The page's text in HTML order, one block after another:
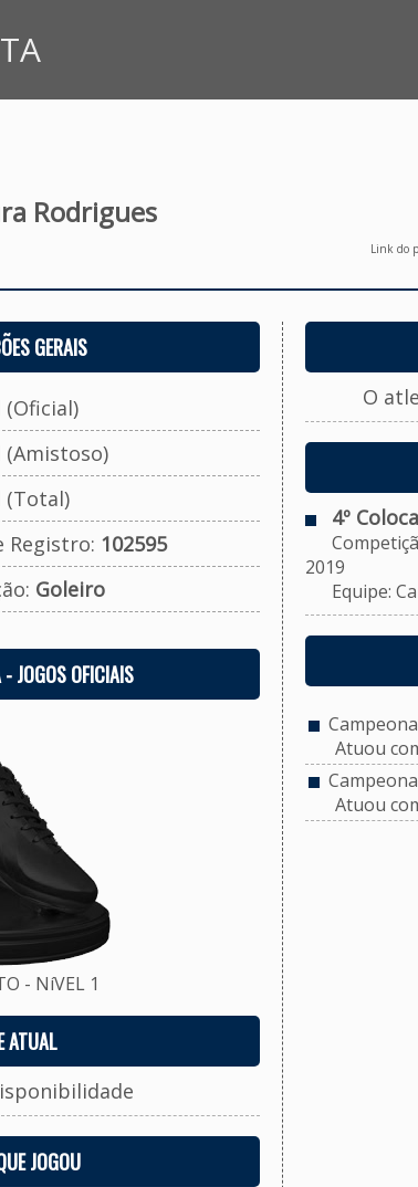
Rodrigues
Link do
GERAIS
Registro: 102595
Goleiro
- JOGOS OFICIAIS
- NíVEL 1
ATUAL
JOGOU
O
4º
2019
Equipe:
Atuou
Atuou